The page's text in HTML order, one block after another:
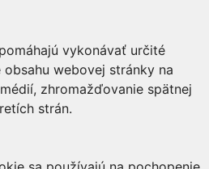
vykonávať určité
webovej stránky na
zhromažďovanie spätnej
strán.